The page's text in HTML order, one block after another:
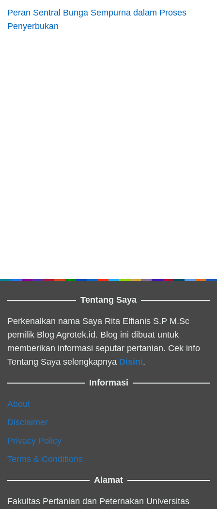
Peran Sentral Bunga Sempurna dalam Proses
Penyerbukan
Tentang Saya
Perkenalkan nama Saya Rita Elfianis S.P M.Sc
pemilik Blog Agrotek.id. Blog ini dibuat untuk
memberikan informasi seputar pertanian. Cek info
Tentang Saya selengkapnya Disini.
Informasi
About
Disclaimer
Privacy Policy
Terms & Conditions
Alamat
Fakultas Pertanian dan Peternakan Universitas